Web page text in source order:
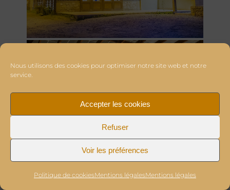
Nous utilisons des cookies pour optimiser notre site web et notre
service.
Accepter les cookies
Refuser
Voir les préférences
Politique de cookiesMentions légalesMentions légales